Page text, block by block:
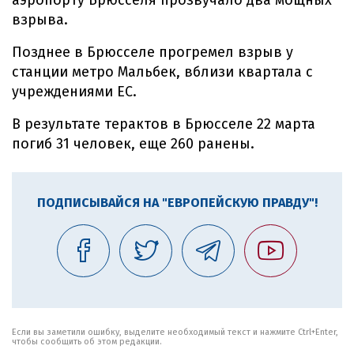
взрыва.
Позднее в Брюсселе прогремел взрыв у
станции метро Мальбек, вблизи квартала с
учреждениями ЕС.
В результате терактов в Брюсселе 22 марта
погиб 31 человек, еще 260 ранены.
ПОДПИСЫВАЙСЯ НА "ЕВРОПЕЙСКУЮ ПРАВДУ"!
Если вы заметили ошибку, выделите необходимый текст и нажмите Ctrl+Enter,
чтобы сообщить об этом редакции.